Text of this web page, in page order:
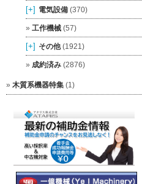
[+] 電気設備 (370)
工作機械 (57)
[+] その他(1921)
成約済み (2876)
木質系機器特集 (1)